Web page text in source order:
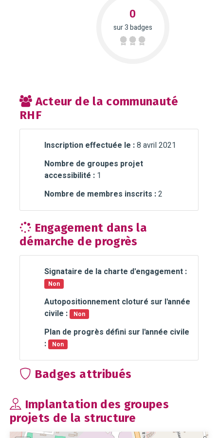
0
sur 3 badges
Acteur de la communauté
RHF
Inscription effectuée le :8 avril 2021
Nombre de groupes projet
accessibilité : 1
Nombre de membres inscrits :2
Engagement dans la
démarche de progrès
Signataire de la charte d'engagement :
Non
Autopositionnement cloturé sur l'année
civile :
Non
Plan de progrès défini sur l'année civile
:
Non
Badges attribués
Implantation des groupes
projets de la structure